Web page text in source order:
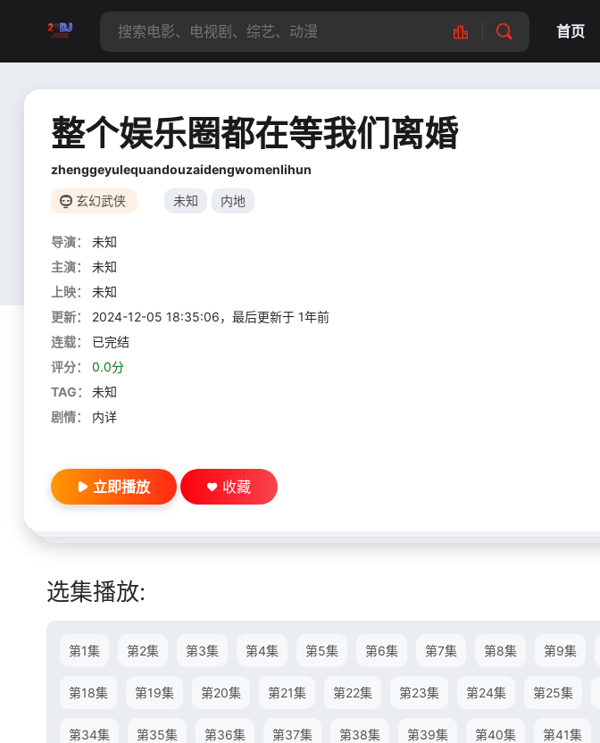
首页
整个娱乐圈都在等我们离婚
zhenggeyulequandouzaidengwomenlihun
玄幻武侠 未知 内地
导演：
未知
主演：
未知
上映：
未知
更新：
2024-12-05 18:35:06，最后更新于 1年前
连载：
已完结
评分：
0.0分
TAG：
未知
剧情：
内详
立即播放 收藏
选集播放:
第1集 第2集 第3集 第4集 第5集 第6集 第7集 第8集 第9集
第18集 第19集 第20集 第21集 第22集 第23集 第24集 第25集
第34集 第35集 第36集 第37集 第38集 第39集 第40集 第41集